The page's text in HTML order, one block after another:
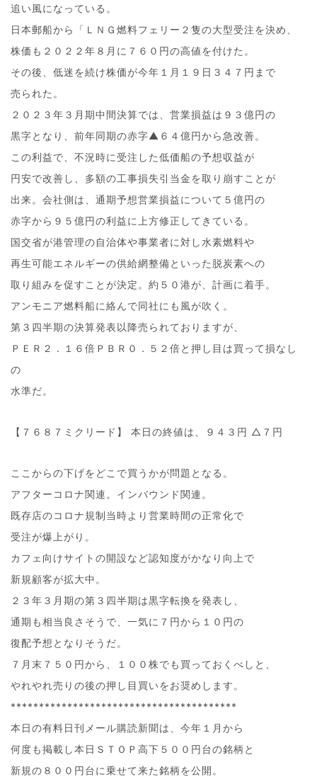
追い風になっている。
日本郵船から「ＬＮＧ燃料フェリー２隻の大型受注を決め、
株価も２０２２年８月に７６０円の高値を付けた。
その後、低迷を続け株価が今年１月１９日３４７円まで
売られた。
２０２３年３月期中間決算では、営業損益は９３億円の
黒字となり、前年同期の赤字▲６４億円から急改善。
この利益で、不況時に受注した低価船の予想収益が
円安で改善し、多額の工事損失引当金を取り崩すことが
出来。会社側は、通期予想営業損益について５億円の
赤字から９５億円の利益に上方修正してきている。
国交省が港管理の自治体や事業者に対し水素燃料や
再生可能エネルギーの供給網整備といった脱炭素への
取り組みを促すことが決定。約５０港が、計画に着手。
アンモニア燃料船に絡んで同社にも風が吹く。
第３四半期の決算発表以降売られておりますが、
ＰＥＲ２．１６倍ＰＢＲ０．５２倍と押し目は買って損なし
の
水準だ。
【７６８７ミクリード】 本日の終値は、９４３円 △７円
ここからの下げをどこで買うかが問題となる。
アフターコロナ関連。インバウンド関連。
既存店のコロナ規制当時より営業時間の正常化で
受注が爆上がり。
カフェ向けサイトの開設など認知度がかなり向上で
新規顧客が拡大中。
２３年３月期の第３四半期は黒字転換を発表し、
通期も相当良さそうで、一気に７円から１０円の
復配予想となりそうだ。
７月末７５０円から、１００株でも買っておくべしと、
やれやれ売りの後の押し目買いをお奨めします。
****************************************
本日の有料日刊メール購読新聞は、今年１月から
何度も掲載し本日ＳＴＯＰ高下５００円台の銘柄と
新規の８００円台に乗せて来た銘柄を公開。